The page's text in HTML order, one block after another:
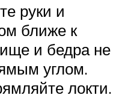
руки и
ближе к
и бедра не
углом.
локти.